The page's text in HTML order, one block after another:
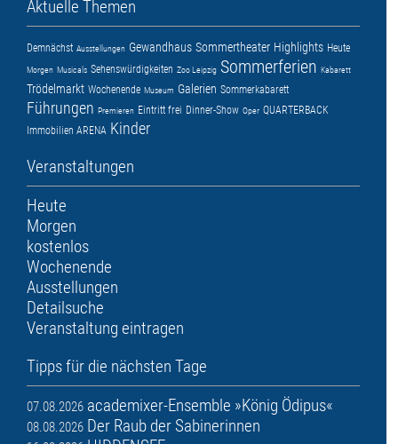
Aktuelle Themen
Demnächst Ausstellungen Gewandhaus Sommertheater Highlights Heute
Morgen Musicals Sehenswürdigkeiten Zoo Leipzig Sommerferien Kabarett
Trödelmarkt Wochenende Museum Galerien Sommerkabarett
Führungen Premieren Eintritt frei Dinner-Show Oper QUARTERBACK
Immobilien ARENA Kinder
Veranstaltungen
Heute
Morgen
kostenlos
Wochenende
Ausstellungen
Detailsuche
Veranstaltung eintragen
Tipps für die nächsten Tage
07.08.2026 academixer-Ensemble »König Ödipus«
08.08.2026 Der Raub der Sabinerinnen